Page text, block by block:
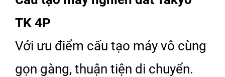
TK 4P
Với ưu điểm cấu tạo máy vô cùng
gọn gàng, thuận tiện di chuyển.